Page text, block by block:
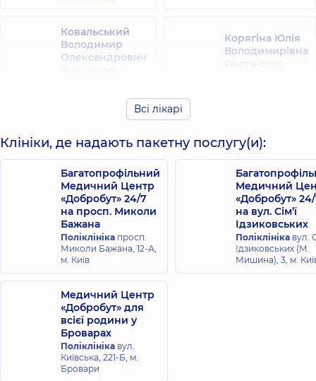
Ковальський
Володимир
Олександрович
Корягіна Юлія
Володимирівна
Анатолійович
Рентгенолог,
Рентгенолог,
Шпіро Марія
Вадимівна
Рентгенолог,
Корнєєва
Анастасія
Сергіївна
Рентгенолог,5
років досвіду
Качуровський
Олег Петрович
Рентгенолог,
22
років досвіду
Всі лікарі
Клініки, де надають пакетну послугу(и):
Багатопрофільний
Медичний Центр
«Добробут» 24/7
на просп. Миколи
Бажана
Поліклініка просп.
Миколи Бажана, 12-А,
м. Київ
Медичний
«Добробут»
на вул. Сім’ї
Ідзиковських
Поліклініка вул.
Ідзиковських (М.
Мишина), 3, м.
Медичний Центр
«Добробут» для
всієї родини у
Броварах
Поліклініка вул.
Київська, 221-Б, м.
Бровари